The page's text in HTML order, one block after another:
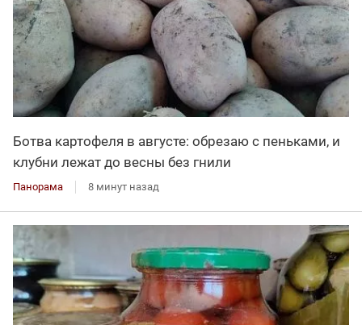
Ботва картофеля в августе: обрезаю с пеньками, и
клубни лежат до весны без гнили
Панорама 8 минут назад